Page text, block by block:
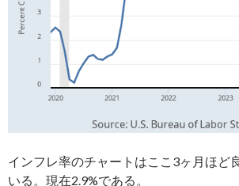
インフレ率のチャートはここ3ヶ月ほど
いる。現在2.9%である。